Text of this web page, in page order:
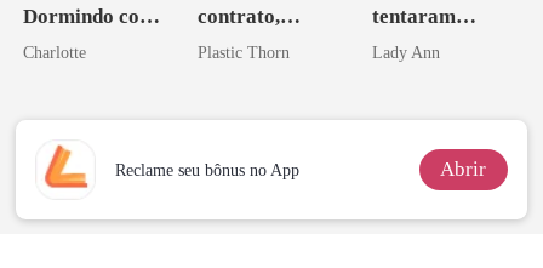
Dormindo com
o Tio do Meu
Charlotte
contrato,
amante de
Plastic Thorn
tentaram
apagar
Lady Ann
Reclame seu bônus no App Abrir